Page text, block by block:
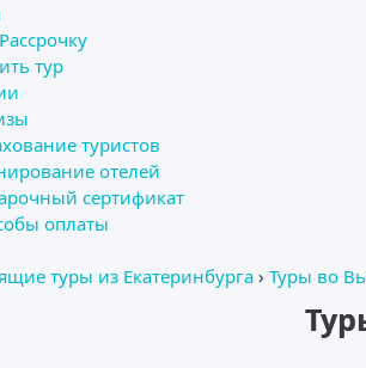
тур
туристов
отелей
сертификат
оплаты
туры из Екатеринбурга › Туры во